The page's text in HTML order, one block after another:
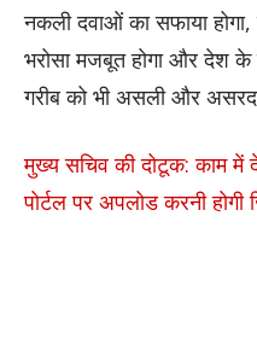
नकली दवाओं का सफाया
भरोसा मजबूत होगा और देश
गरीब को भी असली और
मुख्य सचिव की दोटूक: काम में
पोर्टल पर अपलोड करनी होगी